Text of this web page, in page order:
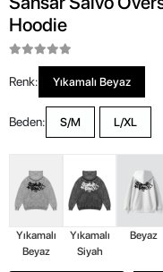
Hoodie
Renk: Yıkamalı Beyaz
Beden: S/M L/XL
Yıkamalı
Beyaz
Yıkamalı
Siyah
Beyaz